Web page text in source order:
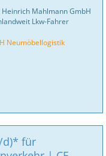
Mahlmann GmbH
Lkw-Fahrer
Neumöbellogistik
d)* für